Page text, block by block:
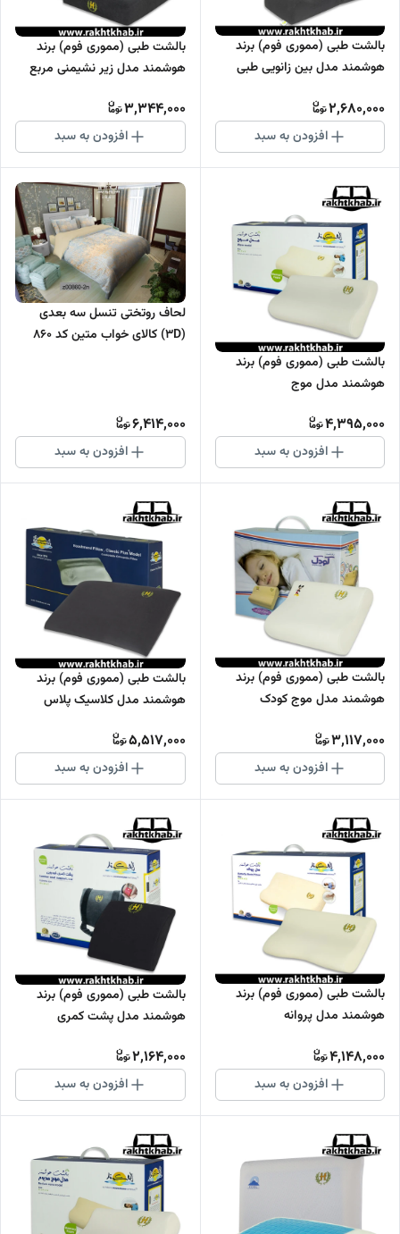
بالشت طبی (مموری فوم) برند
هوشمند مدل بین زانویی طبی
2,680,000
افزودن به سبد
بالشت طبی (مموری فوم) برند
هوشمند مدل زیر نشیمنی مربع
3,344,000
افزودن به سبد
بالشت طبی (مموری فوم) برند
هوشمند مدل موج
4,395,000
افزودن به سبد
لحاف روتختی تنسل سه بعدی
(3D) کالای خواب متین کد 860
6,414,000
افزودن به سبد
بالشت طبی (مموری فوم) برند
هوشمند مدل موج کودک
3,117,000
افزودن به سبد
بالشت طبی (مموری فوم) برند
هوشمند مدل کلاسیک پلاس
5,517,000
افزودن به سبد
بالشت طبی (مموری فوم) برند
هوشمند مدل پروانه
4,148,000
افزودن به سبد
بالشت طبی (مموری فوم) برند
هوشمند مدل پشت کمری
2,164,000
افزودن به سبد